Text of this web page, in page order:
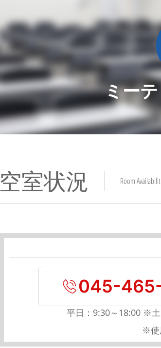
ミー
空室状況 Room
045-
平日：9:30～18:00 ※
※使